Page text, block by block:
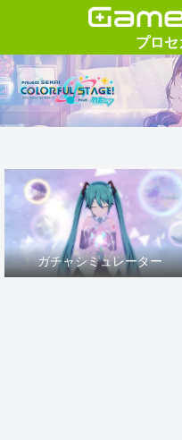
ガチャシミュレーター